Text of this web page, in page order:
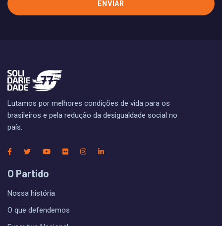
Lutamos por melhores condições de vida para os
brasileiros e pela redução da desigualdade social no
país.
O Partido
Nossa história
O que defendemos